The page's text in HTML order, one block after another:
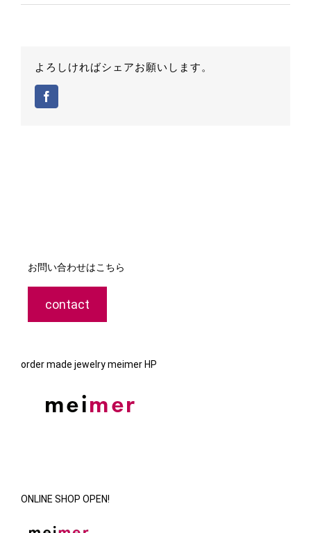
よろしければシェアお願いします。
お問い合わせはこちら
contact
order made jewelry meimer HP
ONLINE SHOP OPEN!